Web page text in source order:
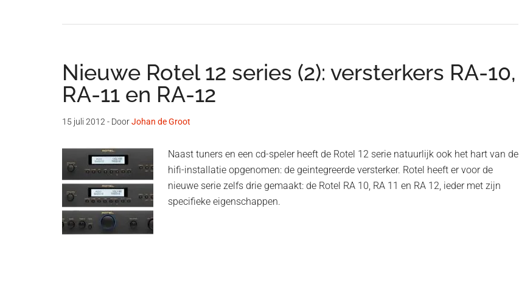
Nieuwe Rotel 12 series (2): versterkers RA-10,
RA-11 en RA-12
15 juli 2012 - DoorJohan de Groot
Naast tuners en een cd-speler heeft de Rotel 12 serie natuurlijk ook het hart van de
hifi-installatie opgenomen: de geintegreerde versterker. Rotel heeft er voor de
nieuwe serie zelfs drie gemaakt: de Rotel RA 10, RA 11 en RA 12, ieder met zijn
specifieke eigenschappen.